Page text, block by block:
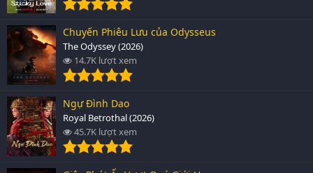
Chuyến Phiêu Lưu của Odysseus
The Odyssey (2026)
14.7K lượt xem
Ngự Đình Dao
Royal Betrothal (2026)
45.7K lượt xem